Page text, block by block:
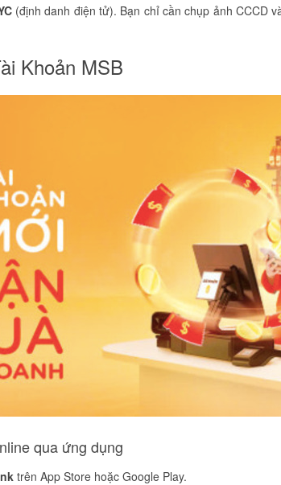
(định danh điện tử). Bạn chỉ cần chụp ảnh CCCD
Khoản MSB
qua ứng dụng
trên App Store hoặc Google Play.